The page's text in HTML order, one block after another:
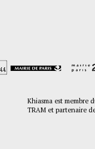
Khiasma est membre
TRAM et partenaire